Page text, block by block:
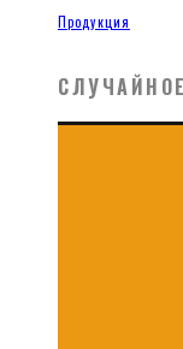
Продукция
СЛУЧАЙНОЕ